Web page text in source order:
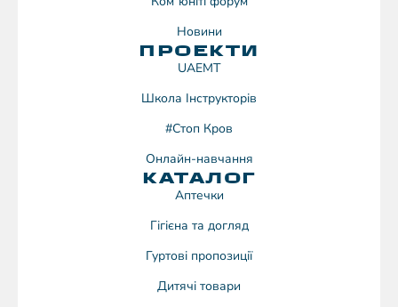
Новини
ПРОЕКТИ
UAEMT
Школа Інструкторів
#Стоп Кров
Онлайн-навчання
КАТАЛОГ
Аптечки
Гігієна та догляд
Гуртові пропозиції
Дитячі товари